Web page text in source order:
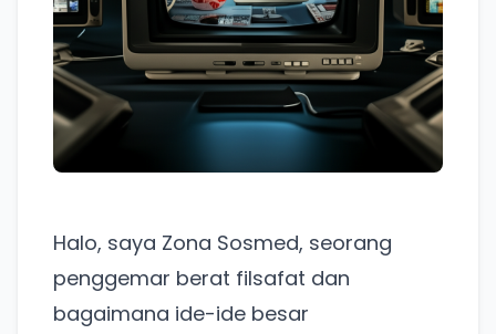
Halo, saya Zona Sosmed, seorang
penggemar berat filsafat dan
bagaimana ide-ide besar